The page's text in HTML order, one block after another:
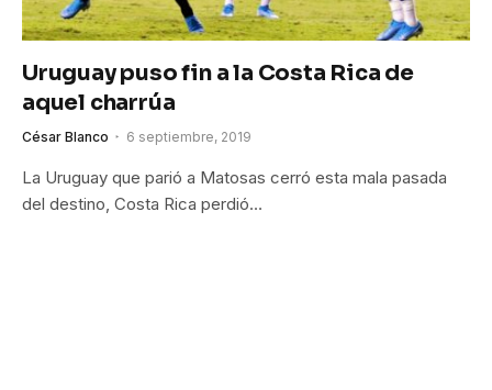
Uruguay puso fin a la Costa Rica de
aquel charrúa
César Blanco 6 septiembre, 2019
La Uruguay que parió a Matosas cerró esta mala pasada
del destino, Costa Rica perdió…